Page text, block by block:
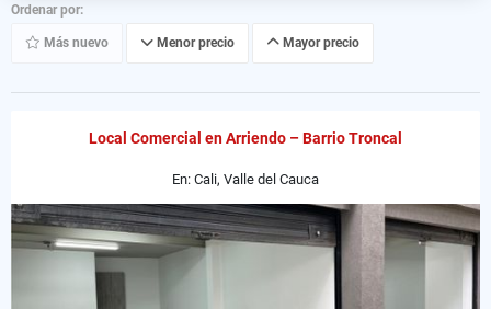
Ordenar por:
Más nuevo Menor precio Mayor precio
Local Comercial en Arriendo – Barrio Troncal
En: Cali, Valle del Cauca